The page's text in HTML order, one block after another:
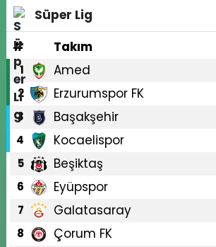
Süper Lig
#
Takım
1 Amed
2 Erzurumspor FK
3 Başakşehir
4 Kocaelispor
5 Beşiktaş
6 Eyüpspor
7 Galatasaray
8 Çorum FK